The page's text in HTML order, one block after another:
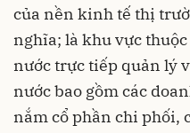
của nền kinh tế thị
nghĩa; là khu vực
nước trực tiếp quản lý
nước bao gồm các
nắm cổ phần chi phối,